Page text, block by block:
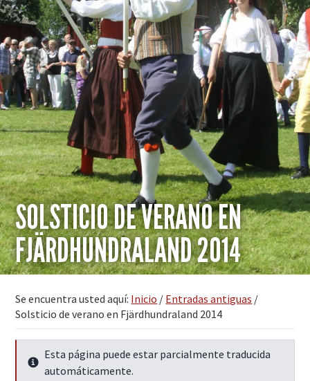
SOLSTICIO DE VERANO EN
FJÄRDHUNDRALAND 2014
Se encuentra usted aquí: Inicio / Entradas antiguas /
Solsticio de verano en Fjärdhundraland 2014
Seguir leyendo
Esta página puede estar parcialmente traducida
automáticamente.